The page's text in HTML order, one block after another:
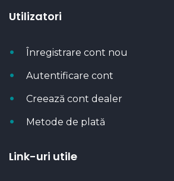
Utilizatori
Înregistrare cont nou
Autentificare cont
Creează cont dealer
Metode de plată
Link-uri utile